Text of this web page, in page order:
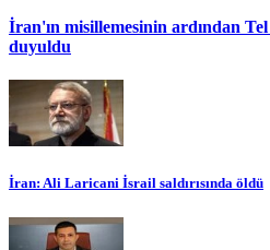
İran'ın misillemesinin ardından
duyuldu
İran: Ali Laricani İsrail saldırısında öldü